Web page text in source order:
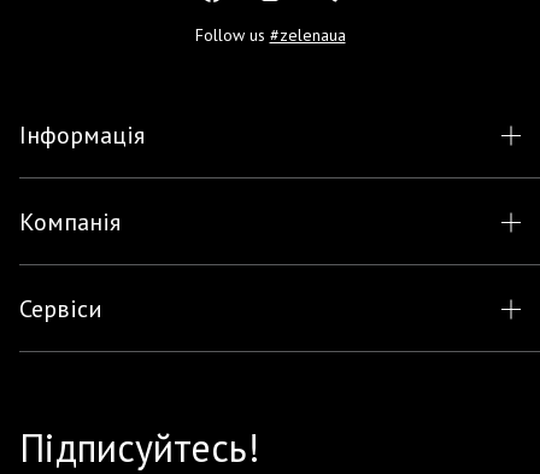
Follow us #zelenaua
Інформація
Компанія
Сервіси
Підписуйтесь!